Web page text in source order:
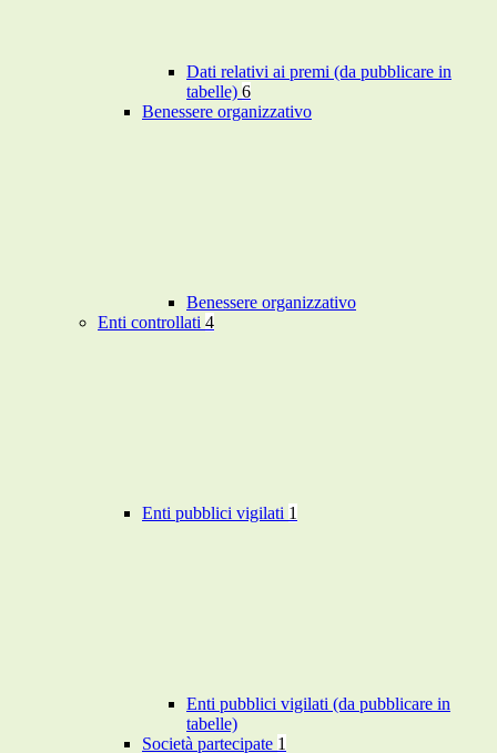
Dati relativi ai premi (da pubblicare in
tabelle) 6
Benessere organizzativo
Benessere organizzativo
Enti controllati 4
Enti pubblici vigilati 1
Enti pubblici vigilati (da pubblicare in
tabelle)
Società partecipate 1